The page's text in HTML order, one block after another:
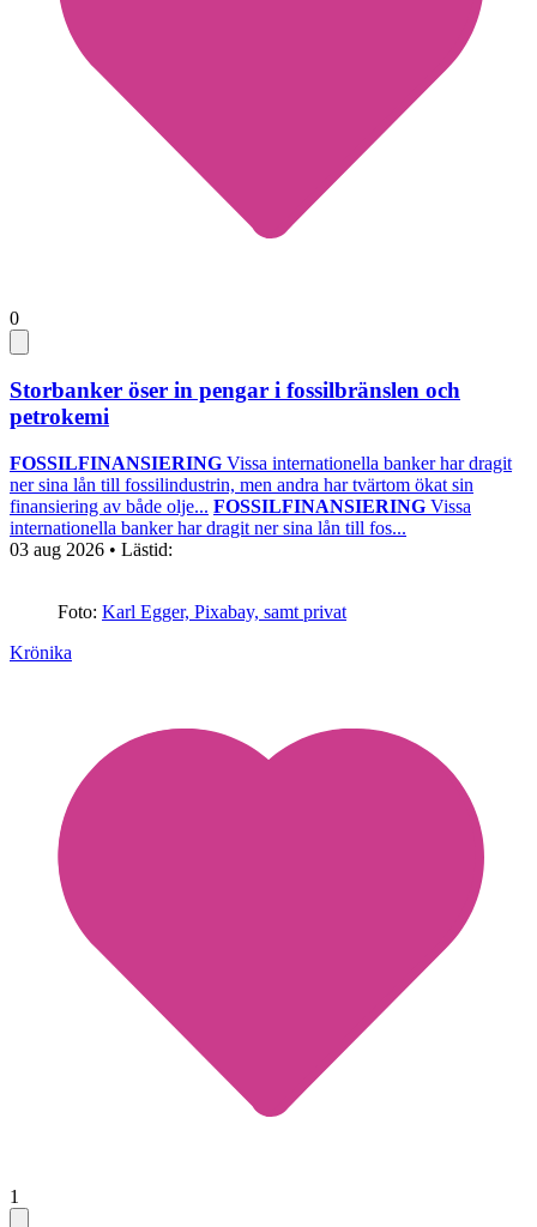
0
Storbanker öser in pengar i fossilbränslen och
petrokemi
FOSSILFINANSIERING Vissa internationella banker har dragit
ner sina lån till fossilindustrin, men andra har tvärtom ökat sin
finansiering av både olje... FOSSILFINANSIERING Vissa
internationella banker har dragit ner sina lån till fos...
03 aug 2026 • Lästid:
Foto: Karl Egger, Pixabay, samt privat
Krönika
1